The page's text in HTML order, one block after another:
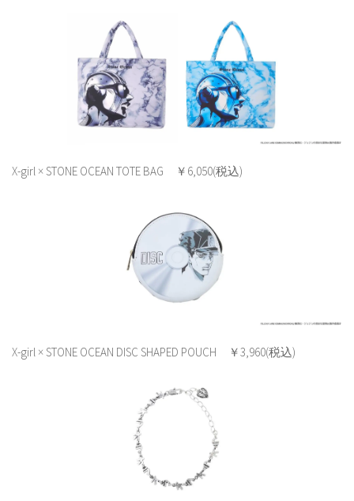
X-girl × STONE OCEAN TOTE BAG ￥6,050(税込)
X-girl × STONE OCEAN DISC SHAPED POUCH ￥3,960(税込)